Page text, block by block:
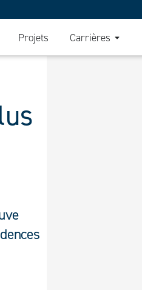
Projets Carrières